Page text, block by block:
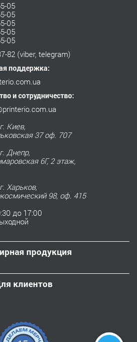
05
05
05
05
05
82 (viber, telegram)
поддержка:
и сотрудничество:
Киев,
37 оф. 707
Днепр,
6Г, 2 этаж,
Харьков,
98, оф. 415
до 17:00
продукция
клиентов